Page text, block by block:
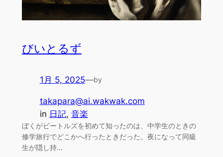
びいとるず
1月 5, 2025—by
takapara@ai.wakwak.com
in 日記, 音楽
ぼくがビートルズを初めて知ったのは、中学生のときの
修学旅行でどこかへ行ったときだった。夜になって同級
生が隠し持…